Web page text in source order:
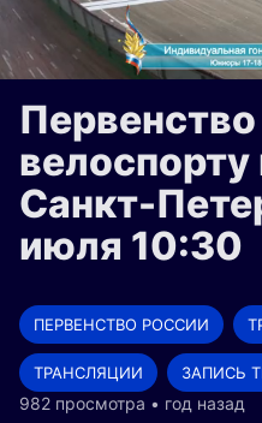
велоспорту
Санкт-
июля 10:30
ПЕРВЕНСТВО РОССИИ
ТРАНСЛЯЦИИ ЗАПИСЬ
982 просмотра • год назад